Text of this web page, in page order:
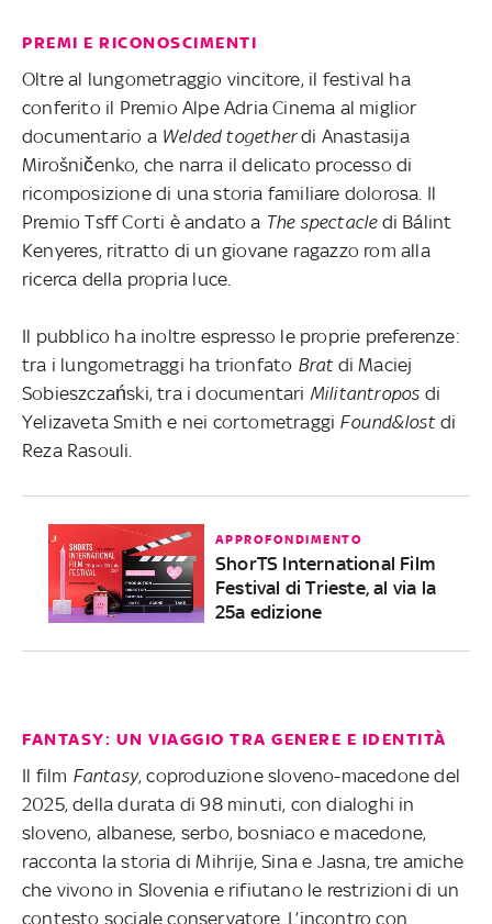
PREMI E RICONOSCIMENTI
Oltre al lungometraggio vincitore, il festival ha
conferito il Premio Alpe Adria Cinema al miglior
documentario aWelded togetherdi Anastasija
Mirošničenko, che narra il delicato processo di
ricomposizione di una storia familiare dolorosa. Il
Premio Tsff Corti è andato a The spectacledi Bálint
Kenyeres, ritratto di un giovane ragazzo rom alla
ricerca della propria luce.
Il pubblico ha inoltre espresso le proprie preferenze:
tra i lungometraggi ha trionfato Bratdi Maciej
Sobieszczański, tra i documentari Militantropos di
Yelizaveta Smith e nei cortometraggi Found&lost di
Reza Rasouli.
APPROFONDIMENTO
ShorTS International Film
Festival di Trieste, al via la
25a edizione
FANTASY: UN VIAGGIO TRA GENERE E IDENTITÀ
Il film Fantasy, coproduzione sloveno-macedone del
2025, della durata di 98 minuti, con dialoghi in
sloveno, albanese, serbo, bosniaco e macedone,
racconta la storia di Mihrije, Sina e Jasna, tre amiche
che vivono in Slovenia e rifiutano le restrizioni di un
contesto sociale conservatore. L’incontro con